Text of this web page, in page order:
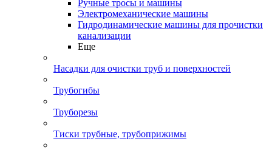
Ручные тросы и машины
Электромеханические машины
Гидродинамические машины для прочистки
канализации
Еще
Насадки для очистки труб и поверхностей
Трубогибы
Труборезы
Тиски трубные, трубоприжимы